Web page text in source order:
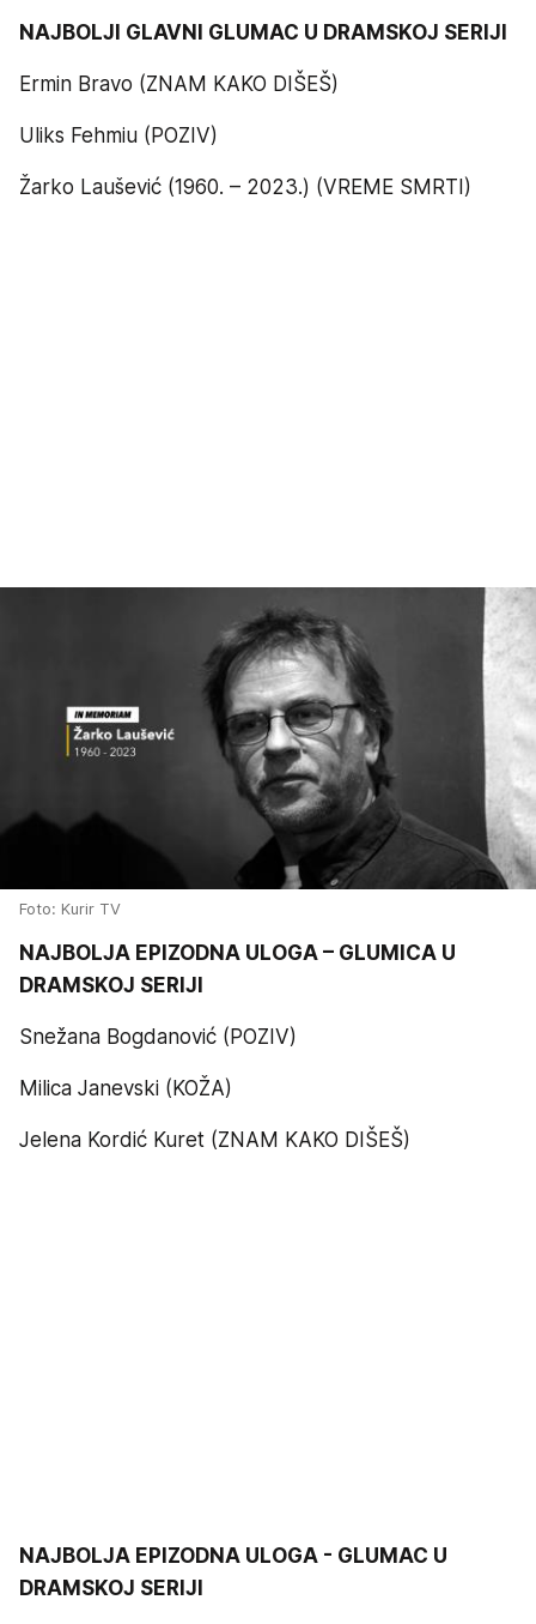
NAJBOLJI GLAVNI GLUMAC U DRAMSKOJ SERIJI
Ermin Bravo (ZNAM KAKO DIŠEŠ)
Uliks Fehmiu (POZIV)
Žarko Laušević (1960. – 2023.) (VREME SMRTI)
Foto: Kurir TV
NAJBOLJA EPIZODNA ULOGA – GLUMICA U
DRAMSKOJ SERIJI
Snežana Bogdanović (POZIV)
Milica Janevski (KOŽA)
Jelena Kordić Kuret (ZNAM KAKO DIŠEŠ)
NAJBOLJA EPIZODNA ULOGA - GLUMAC U
DRAMSKOJ SERIJI